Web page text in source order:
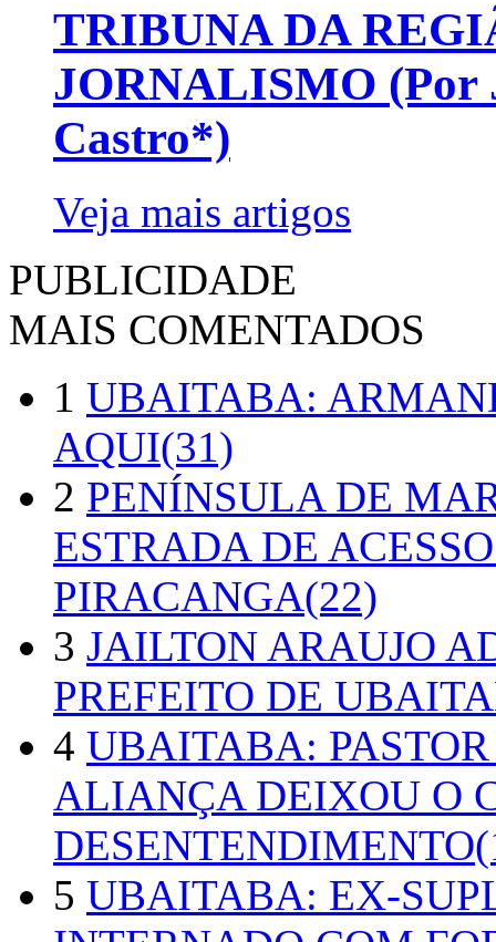
TRIBUNA DA
JORNALISMO (Por
Castro*)
Veja mais artigos
PUBLICIDADE
MAIS COMENTADOS
1 UBAITABA:
AQUI(31)
2 PENÍNSULA DE
ESTRADA DE
PIRACANGA(22)
3 JAILTON ARAUJO
PREFEITO DE
4 UBAITABA:
ALIANÇA DEIXOU O
5 UBAITABA: EX-